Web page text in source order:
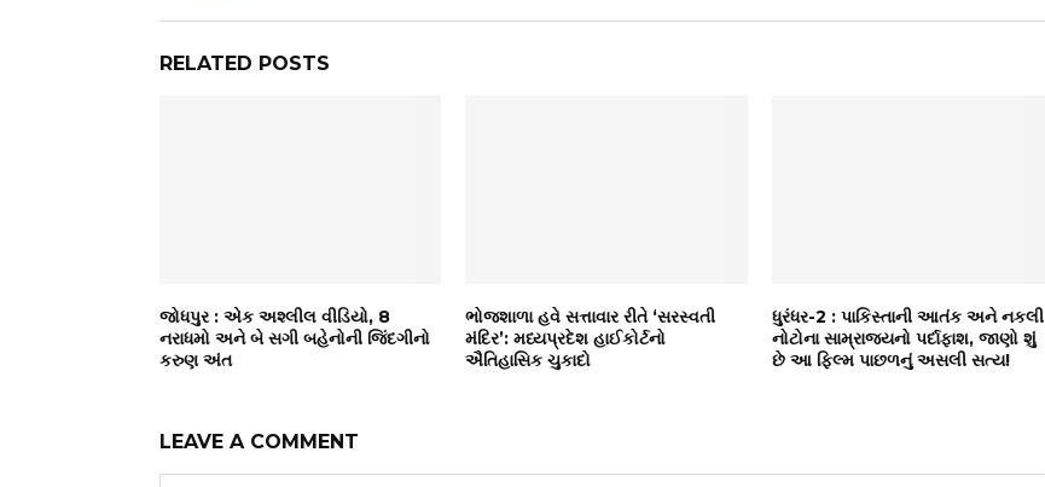
RELATED POSTS
જોધપુર : એક અશ્લીલ વીડિયો, 8
નરાધમો અને બે સગી બહેનોની જિંદગીનો
કરુણ અંત
ભોજશાળા હવે સત્તાવાર રીતે ‘સરસ્વતી
મંદિર’: મધ્યપ્રદેશ હાઈકોર્ટનો
ઐતિહાસિક ચુકાદો
ધુરંધર-2 : પાકિસ્તાની આતંક અને નકલી
નોટોના સામ્રાજ્યનો પર્દાફાશ, જાણો શું
છે આ ફિલ્મ પાછળનું અસલી સત્ય!
LEAVE A COMMENT